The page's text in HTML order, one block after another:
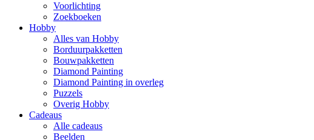
Voorlichting
Zoekboeken
Hobby
Alles van Hobby
Borduurpakketten
Bouwpakketten
Diamond Painting
Diamond Painting in overleg
Puzzels
Overig Hobby
Cadeaus
Alle cadeaus
Beelden